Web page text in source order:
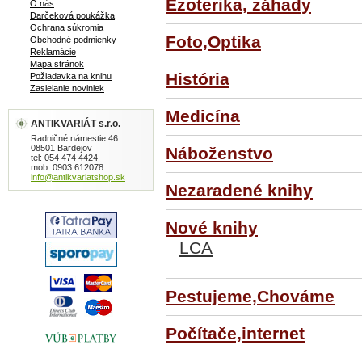
Ezoterika, záhady
Foto,Optika
História
Medicína
Náboženstvo
Nezaradené knihy
Nové knihy
LCA
Pestujeme,Chováme
Počítače,internet
O nás
Darčeková poukážka
Ochrana súkromia
Obchodné podmienky
Reklamácie
Mapa stránok
Požiadavka na knihu
Zasielanie noviniek
ANTIKVARIÁT s.r.o.
Radničné námestie 46
08501 Bardejov
tel: 054 474 4424
mob: 0903 612078
info@antikvariatshop.sk